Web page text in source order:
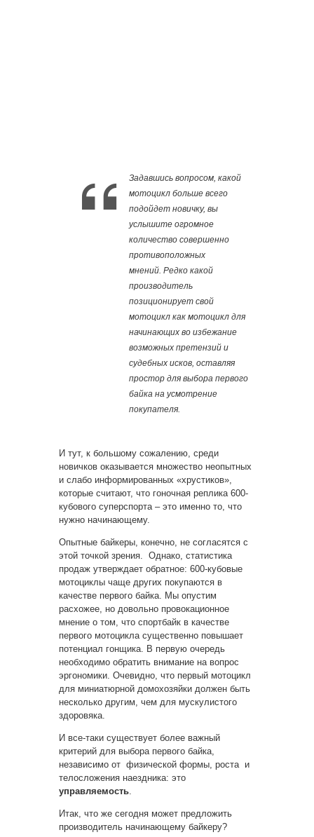
Задавшись вопросом, какой
мотоцикл больше всего
подойдет новичку, вы
услышите огромное
количество совершенно
противоположных
мнений. Редко какой
производитель
позиционирует свой
мотоцикл как мотоцикл для
начинающих во избежание
возможных претензий и
судебных исков, оставляя
простор для выбора первого
байка на усмотрение
покупателя.
И тут, к большому сожалению, среди
новичков оказывается множество неопытных
и слабо информированных «хрустиков»,
которые считают, что гоночная реплика 600-
кубового суперспорта – это именно то, что
нужно начинающему.
Опытные байкеры, конечно, не согласятся с
этой точкой зрения. Однако, статистика
продаж утверждает обратное: 600-кубовые
мотоциклы чаще других покупаются в
качестве первого байка. Мы опустим
расхожее, но довольно провокационное
мнение о том, что спортбайк в качестве
первого мотоцикла существенно повышает
потенциал гонщика. В первую очередь
необходимо обратить внимание на вопрос
эргономики. Очевидно, что первый мотоцикл
для миниатюрной домохозяйки должен быть
несколько другим, чем для мускулистого
здоровяка.
И все-таки существует более важный
критерий для выбора первого байка,
независимо от физической формы, роста и
телосложения наездника: это
управляемость.
Итак, что же сегодня может предложить
производитель начинающему байкеру?